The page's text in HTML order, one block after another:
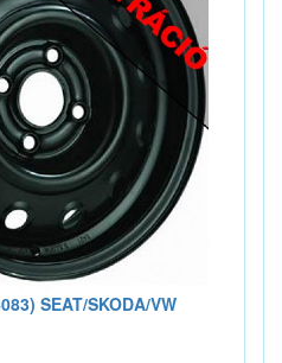
SEAT/SKODA/VW